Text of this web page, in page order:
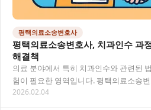
평택의료소송변호사
평택의료소송변호사, 치과인수 과
해결책
의료 분야에서 특히 치과인수와 관련된
험이 필요한 영역입니다. 평택의료소송
서 발생할 수 있는 다양한 법적 쟁점과 해
2026.02.04